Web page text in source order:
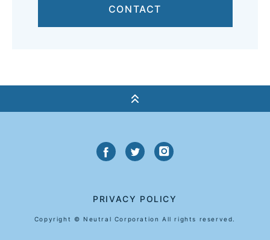
CONTACT
PRIVACY POLICY
Copyright © Neutral Corporation All rights reserved.